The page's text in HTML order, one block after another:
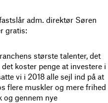
adm. direktør Søren
gratis:
største talenter, det
koster penge at investere i
vi i 2018 alle sejl ind på at
flere muskler og mere frihed
og gennem nye